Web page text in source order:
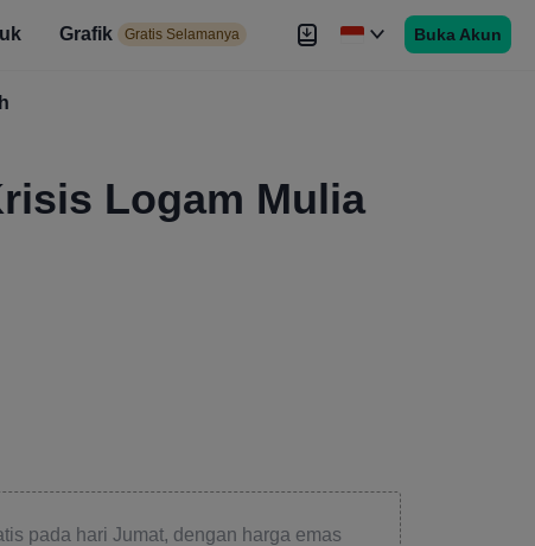
Grafik Gratis Selamanya Buka Akun
Logam Mulia
pada hari Jumat, dengan harga emas